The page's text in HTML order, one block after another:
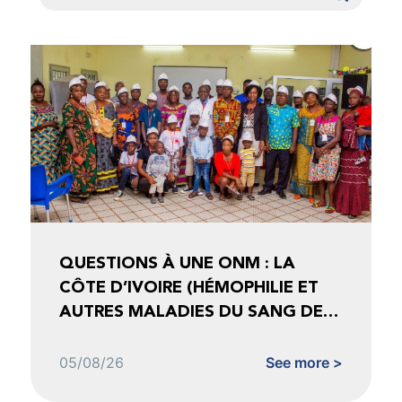
QUESTIONS À UNE ONM : LA
CÔTE D’IVOIRE (HÉMOPHILIE ET
AUTRES MALADIES DU SANG DE
05/08/26 See more >